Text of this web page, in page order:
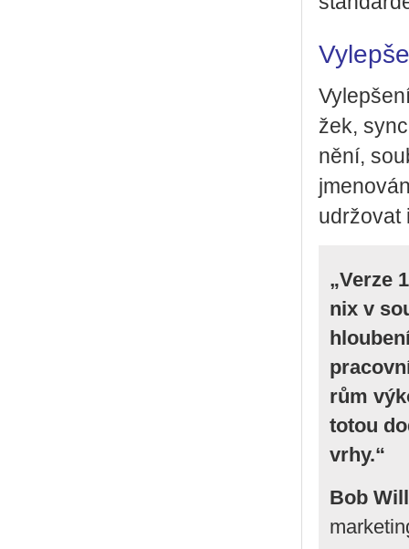
žek,
ně­ní,
udr­žo­vat
„Verze
nix v
rům
to­tou
vrhy.“
Bob